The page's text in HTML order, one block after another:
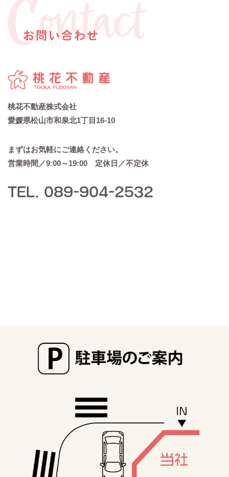
お問い合わせ
桃花不動産株式会社
愛媛県松山市和泉北1丁目16-10
まずはお気軽にご連絡ください。
営業時間／9:00～19:00 定休日／不定休
TEL. 089-904-2532